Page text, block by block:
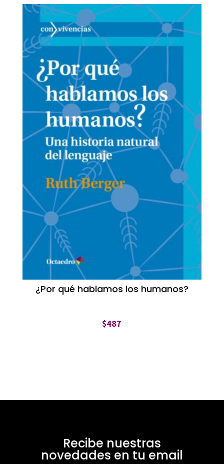
¿Por qué hablamos los humanos?
$487
Recibe nuestras
novedades en tu email